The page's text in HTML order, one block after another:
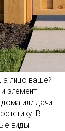
а лицо вашей
элемент
или дачи
В
виды